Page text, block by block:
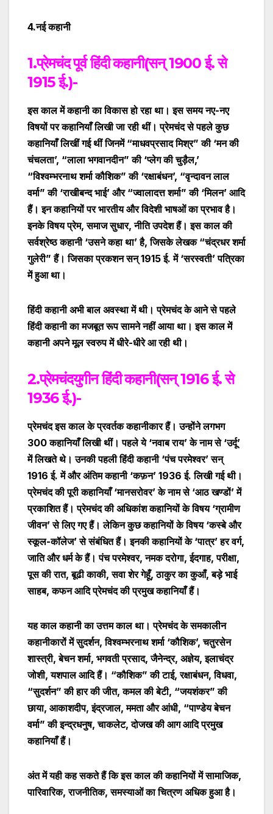
4.नई कहानी
1.प्रेमचंद पूर्व हिंदी कहानी(सन् 1900 ई. से
1915 ई.)-
इस काल में कहानी का विकास हो रहा था। इस समय नए-नए
विषयों पर कहानियाँ लिखी जा रही थीं। प्रेमचंद से पहले कुछ
कहानियाँ लिखीं गई थीं जिनमें“माधवप्रसाद मिश्र” की ‘मन की
चंचलता’, “लाला भगवानदीन” की ‘प्लेग की चुड़ैल,’
“विश्वम्भरनाथ शर्मा कौशिक” की ‘रक्षाबंधन’, “वृन्दावन लाल
वर्मा” की ‘राखीबन्द भाई’ और “ज्वालादत्त शर्मा” की ‘मिलन’ आदि
हैं।इन कहानियों पर भारतीय और विदेशी भाषओं का प्रभाव है।
इनके विषय प्रेम, समाज सुधार, नीति उपदेश हैं। इस काल की
सर्वश्रेष्ठ कहानी ‘उसने कहा था’ है, जिसके लेखक “चंद्रधर शर्मा
गुलेरी” हैं। जिसका प्रकशन सन् 1915 ई. में ‘सरस्वती’ पत्रिका
में हुआ था।
हिंदी कहानी अभी बाल अवस्था में थी। प्रेमचंद के आने से पहले
हिंदी कहानी का मजबूत रूप सामने नहीं आया था। इस काल में
कहानी अपने मूल स्वरुप में धीरे-धीरे आ रही थी।
2.प्रेमचंदयुगीन हिंदी कहानी(सन् 1916 ई. से
1936 ई.)-
प्रेमचंद इस काल के प्रवर्तक कहानीकार हैं। उन्होंने लगभग
300 कहानियाँ लिखी थीं। पहले ये ‘नवाब राय’ के नाम से ‘उर्दू’
में लिखते थे। उनकी पहली हिंदी कहानी ‘पंच परमेश्वर’ सन्
1916 ई. में और अंतिम कहानी ‘कफ़न’ 1936 ई. लिखी गई थी।
प्रेमचंद की पूरी कहानियाँ ‘मानसरोवर’ के नाम से ‘आठ खण्डों’ में
प्रकाशित हैं। प्रेमचंद की अधिकांश कहानियों के विषय ‘ग्रामीण
जीवन’ से लिए गए हैं। लेकिन कुछ कहानियों के विषय ‘कस्बे और
स्कूल-कॉलेज’ से संबंधित हैं। इनकी कहानियों के ‘पात्र’ हर वर्ग,
जाति और धर्म के हैं। पंच परमेश्वर, नमक दरोगा, ईदगाह, परीक्षा,
पूस की रात, बूढी काकी, सवा शेर गेहूँ, ठाकुर का कुआँ, बड़े भाई
साहब,कफन आदि प्रेमचंद की प्रमुख कहानियाँ हैं।
यह काल कहानी का उत्तम काल था। प्रेमचंद के समकालीन
कहानीकारों में सुदर्शन, विश्वम्भरनाथ शर्मा ‘कौशिक’, चतुरसेन
शास्त्री, बेचन शर्मा, भगवती प्रसाद, जैनेन्द्र, अज्ञेय, इलाचंद्र
जोशी, यशपाल आदि हैं। “कौशिक” की टाई, रक्षाबंधन, विधवा,
“सुदर्शन” की हार की जीत, कमल की बेटी, “जयशंकर” की
छाया, आकाशदीप, इंद्रजाल, ममता और आंधी, “पाण्डेय बेचन
वर्मा” की इन्द्रधनुष, चाकलेट, दोजख की आग आदि प्रमुख
कहानियाँ हैं।
अंत में यही कह सकते हैं कि इस काल की कहानियों में सामाजिक,
पारिवारिक, राजनीतिक, समस्याओं का चित्रण अधिक हुआ है।